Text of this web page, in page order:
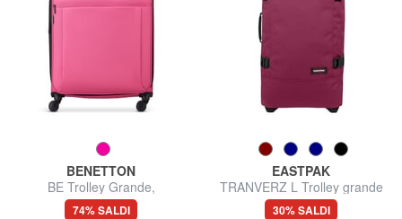
BENETTON
BE Trolley Grande,
espandibile
74% SALDI
EASTPAK
TRANVERZ L Trolley grande
30% SALDI